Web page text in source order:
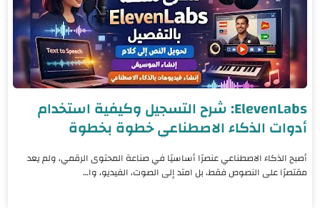
ElevenLabs: شرح التسجيل وكيفية استخدام
أدوات الذكاء الاصطناعي خطوة بخطوة
أصبح الذكاء الاصطناعي عنصرًا أساسيًا في صناعة المحتوى الرقمي، ولم يعد
مقتصرًا على النصوص فقط، بل امتد إلى الصوت، الفيديو، وا…